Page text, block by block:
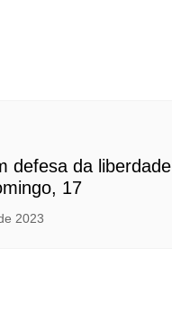
defesa da liberdade
17
2023